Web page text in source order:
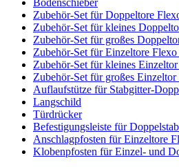
Bodenschieber
Zubehör-Set für Doppeltore
Zubehör-Set für kleines
Zubehör-Set für großes
Zubehör-Set für Einzeltore Flexo
Zubehör-Set für kleines
Zubehör-Set für großes
Auflaufstütze für Stabgitter-
Langschild
Türdrücker
Befestigungsleiste für
Anschlagpfosten für Einzeltore
Klobenpfosten für Einzel- und